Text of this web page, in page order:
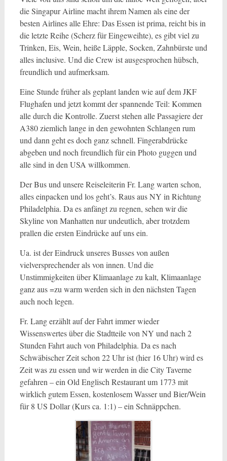
die Singapur Airline macht ihrem Namen als eine der
besten Airlines alle Ehre: Das Essen ist prima, reicht bis in
die letzte Reihe (Scherz für Eingeweihte), es gibt viel zu
Trinken, Eis, Wein, heiße Läpple, Socken, Zahnbürste und
alles inclusive. Und die Crew ist ausgesprochen hübsch,
freundlich und aufmerksam.
Eine Stunde früher als geplant landen wie auf dem JKF
Flughafen und jetzt kommt der spannende Teil: Kommen
alle durch die Kontrolle. Zuerst stehen alle Passagiere der
A380 ziemlich lange in den gewohnten Schlangen rum
und dann geht es doch ganz schnell. Fingerabdrücke
abgeben und noch freundlich für ein Photo guggen und
alle sind in den USA willkommen.
Der Bus und unsere Reiseleiterin Fr. Lang warten schon,
alles einpacken und los geht’s. Raus aus NY in Richtung
Philadelphia. Da es anfängt zu regnen, sehen wir die
Skyline von Manhatten nur undeutlich, aber trotzdem
prallen die ersten Eindrücke auf uns ein.
Ua. ist der Eindruck unseres Busses von außen
vielversprechender als von innen. Und die
Unstimmigkeiten über Klimaanlage zu kalt, Klimaanlage
ganz aus =zu warm werden sich in den nächsten Tagen
auch noch legen.
Fr. Lang erzählt auf der Fahrt immer wieder
Wissenswertes über die Stadtteile von NY und nach 2
Stunden Fahrt auch von Philadelphia. Da es nach
Schwäbischer Zeit schon 22 Uhr ist (hier 16 Uhr) wird es
Zeit was zu essen und wir werden in die City Taverne
gefahren – ein Old Englisch Restaurant um 1773 mit
wirklich gutem Essen, kostenlosem Wasser und Bier/Wein
für 8 US Dollar (Kurs ca. 1:1) – ein Schnäppchen.